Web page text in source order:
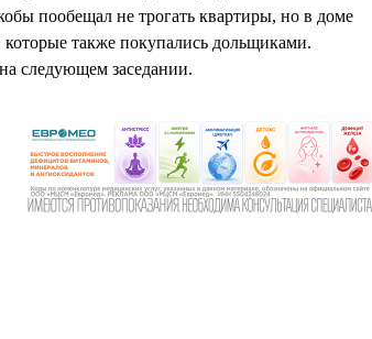
пообещал не трогать квартиры, но в доме
также покупались дольщиками.
следующем заседании.